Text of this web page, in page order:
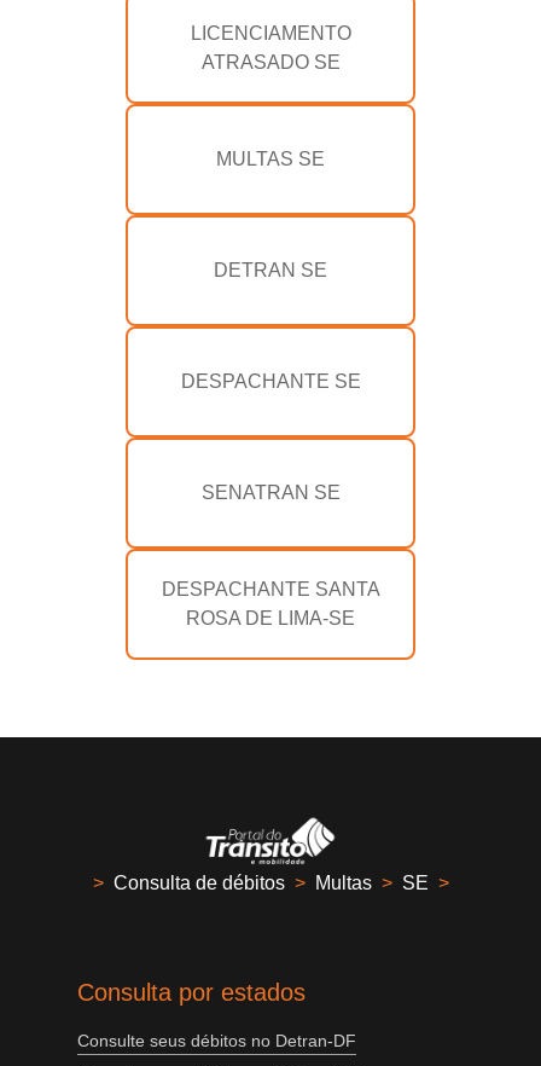
LICENCIAMENTO
ATRASADO SE
MULTAS SE
DETRAN SE
DESPACHANTE SE
SENATRAN SE
DESPACHANTE SANTA
ROSA DE LIMA-SE
> Consulta de débitos > Multas > SE >
Consulta por estados
Consulte seus débitos no Detran-DF